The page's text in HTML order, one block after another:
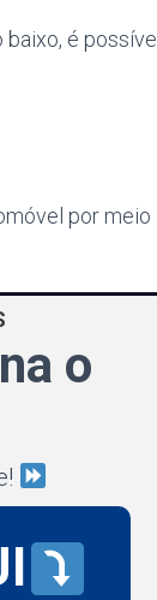
é possível
por meio
o